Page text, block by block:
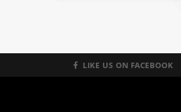
LIKE US ON FACEBOOK